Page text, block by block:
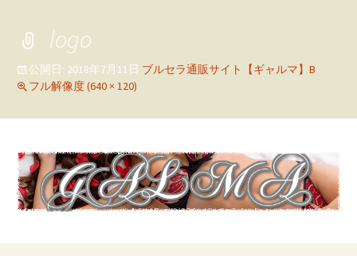
logo
公開日: 2018年7月11日 ブルセラ通販サイト【ギャルマ】B
フル解像度 (640 × 120)